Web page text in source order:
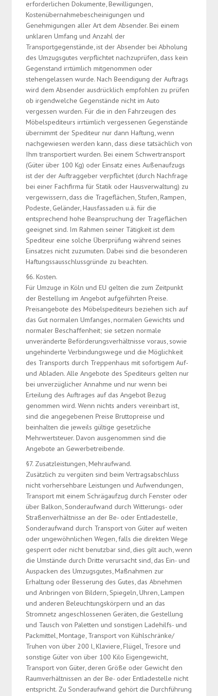
erforderlichen Dokumente, Bewilligungen,
Kostenübernahmebescheinigungen und
Genehmigungen aller Art dem Absender. Bei einem
unklaren Umfang und Anzahl der
Transportgegenstände, ist der Absender bei Abholung
des Umzugsgutes verpflichtet nachzuprüfen, dass kein
Gegenstand irrtümlich mitgenommen oder
stehengelassen wurde. Nach Beendigung der Auftrags
wird dem Absender ausdrücklich empfohlen zu prüfen
ob irgendwelche Gegenstände nicht im Auto
vergessen wurden. Für die in den Fahrzeugen des
Möbelspediteurs irrtümlich vergessenen Gegenstände
übernimmt der Spediteur nur dann Haftung, wenn
nachgewiesen werden kann, dass diese tatsächlich von
Ihm transportiert wurden. Bei einem Schwertransport
(Güter über 100 Kg) oder Einsatz eines Außenaufzugs
ist der der Auftraggeber verpflichtet (durch Nachfrage
bei einer Fachfirma für Statik oder Hausverwaltung) zu
vergewissern, dass die Trageflächen, Stufen, Rampen,
Podeste, Geländer, Hausfassaden u.ä. für die
entsprechend hohe Beanspruchung der Trageflächen
geeignet sind. Im Rahmen seiner Tätigkeit ist dem
Spediteur eine solche Überprüfung während seines
Einsatzes nicht zuzumuten. Dabei sind die besonderen
Haftungssausschlussgründe zu beachten.
§6. Kosten.
Für Umzuge in Köln und EU gelten die zum Zeitpunkt
der Bestellung im Angebot aufgeführten Preise.
Preisangebote des Möbelspediteurs beziehen sich auf
das Gut normalen Umfanges, normalen Gewichts und
normaler Beschaffenheit; sie setzen normale
unveränderte Beförderungsverhältnisse voraus, sowie
ungehinderte Verbindungswege und die Möglichkeit
des Transports durch Treppenhaus mit sofortigem Auf-
und Abladen. Alle Angebote des Spediteurs gelten nur
bei unverzüglicher Annahme und nur wenn bei
Erteilung des Auftrages auf das Angebot Bezug
genommen wird. Wenn nichts anders vereinbart ist,
sind die angegebenen Preise Bruttopreise und
beinhalten die jeweils gültige gesetzliche
Mehrwertsteuer. Davon ausgenommen sind die
Angebote an Gewerbetreibende.
§7. Zusatzleistungen, Mehraufwand.
Zusätzlich zu vergüten sind beim Vertragsabschluss
nicht vorhersehbare Leistungen und Aufwendungen,
Transport mit einem Schrägaufzug durch Fenster oder
über Balkon, Sonderaufwand durch Witterungs- oder
Straßenverhältnisse an der Be- oder Entladestelle,
Sonderaufwand durch Transport von Güter auf weiten
oder ungewöhnlichen Wegen, falls die direkten Wege
gesperrt oder nicht benutzbar sind, dies gilt auch, wenn
die Umstände durch Dritte verursacht sind, das Ein- und
Auspacken des Umzugsgutes, Maßnahmen zur
Erhaltung oder Besserung des Gutes, das Abnehmen
und Anbringen von Bildern, Spiegeln, Uhren, Lampen
und anderen Beleuchtungskörpern und an das
Stromnetz angeschlossenen Geräten, die Gestellung
und Tausch von Paletten und sonstigen Ladehilfs- und
Packmittel, Montage, Transport von Kühlschränke/
Truhen von über 200 l, Klaviere, Flügel, Tresore und
sonstige Güter von über 100 Kilo Eigengewicht,
Transport von Güter, deren Größe oder Gewicht den
Raumverhältnissen an der Be- oder Entladestelle nicht
entspricht. Zu Sonderaufwand gehört die Durchführung